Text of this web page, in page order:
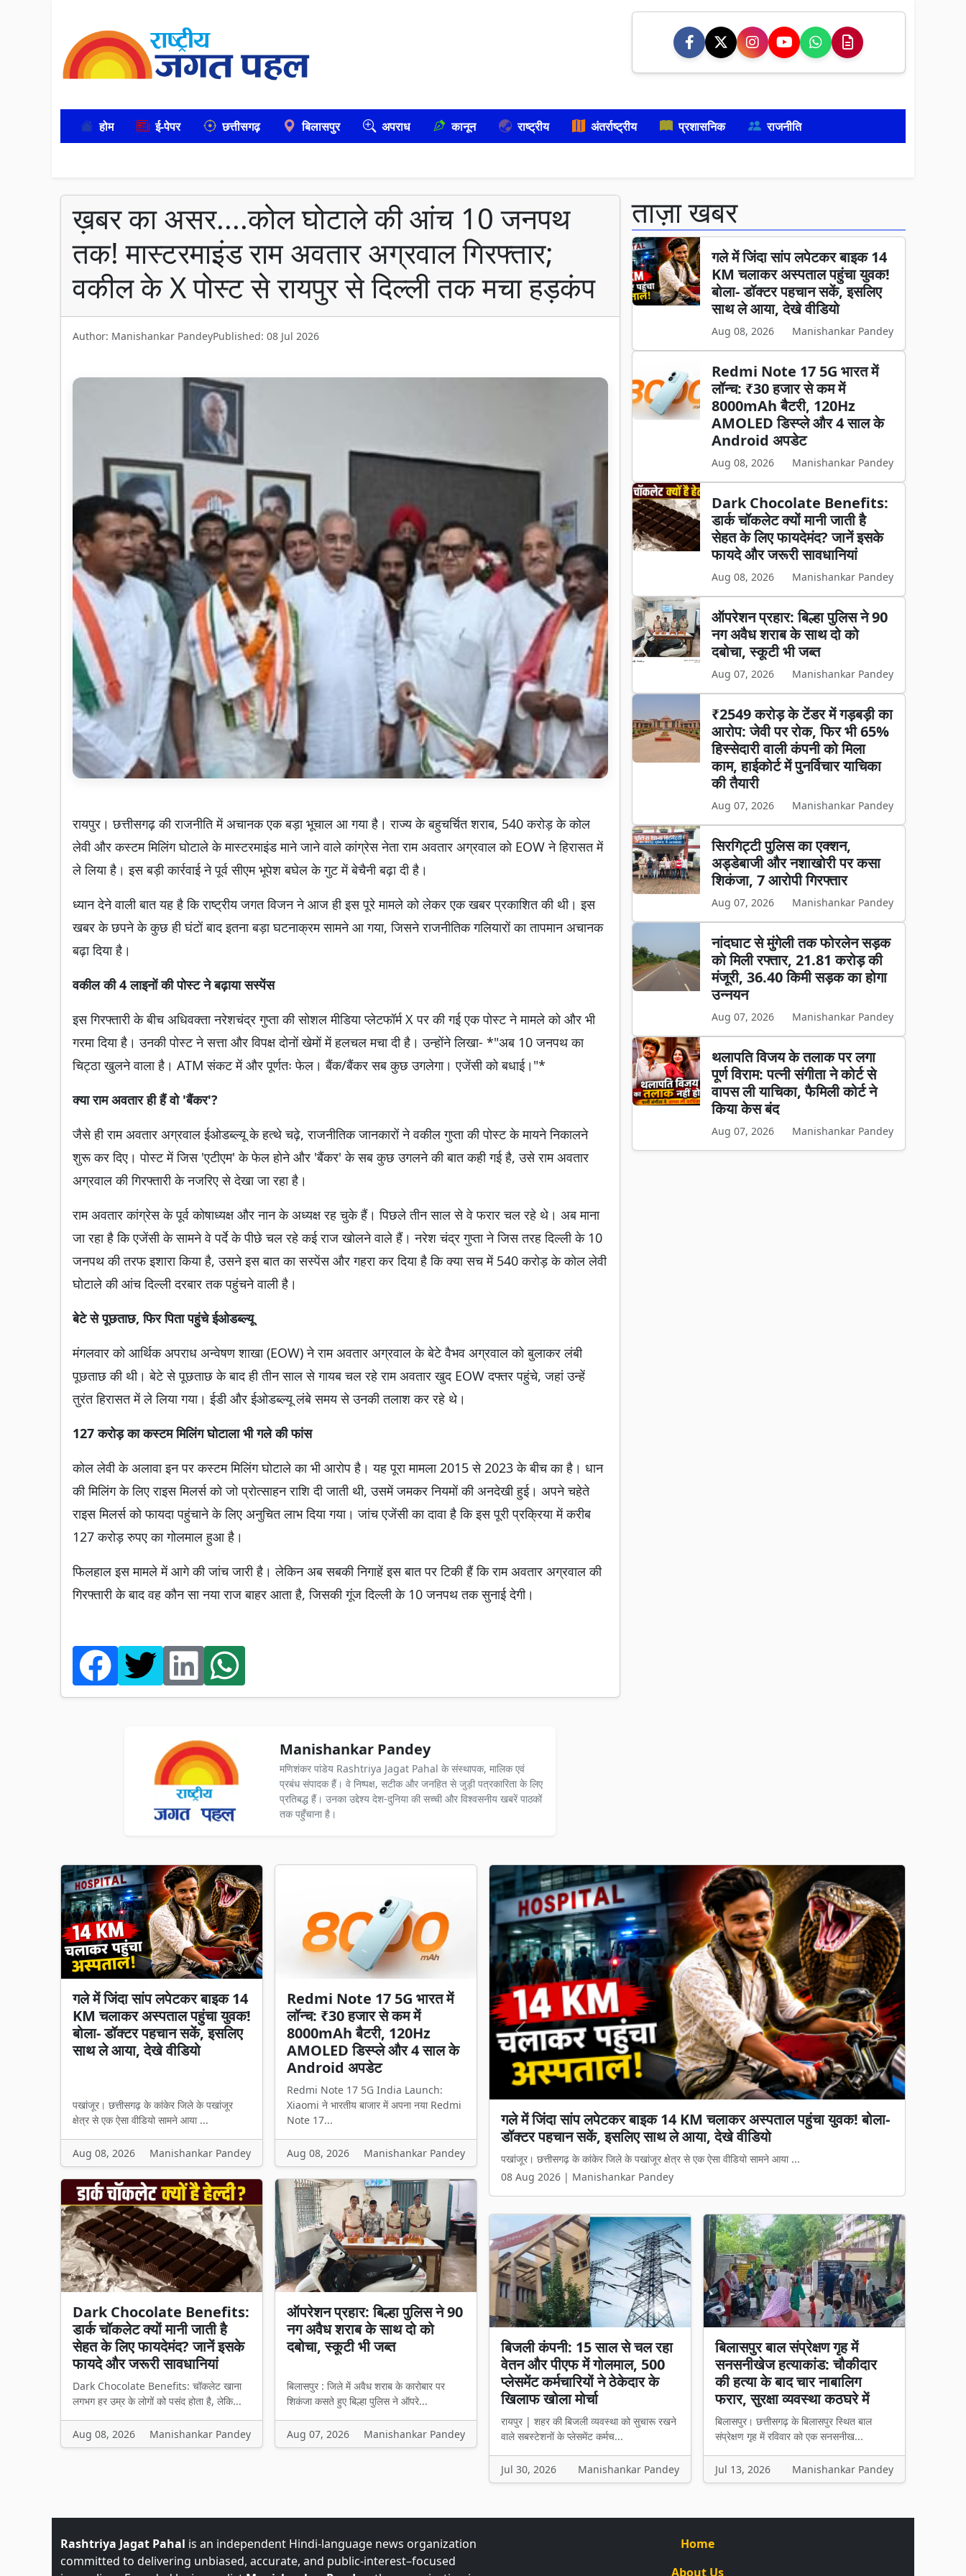
होम ई-पेपर छत्तीसगढ़ बिलासपुर अपराध कानून राष्ट्रीय अंतर्राष्ट्रीय प्रशासनिक राजनीति
ख़बर का असर....कोल घोटाले की आंच 10 जनपथ
तक! मास्टरमाइंड राम अवतार अग्रवाल गिरफ्तार;
वकील के X पोस्ट से रायपुर से दिल्ली तक मचा हड़कंप
Author: Manishankar PandeyPublished: 08 Jul 2026
रायपुर। छत्तीसगढ़ की राजनीति में अचानक एक बड़ा भूचाल आ गया है। राज्य के बहुचर्चित शराब, 540 करोड़ के कोल
लेवी और कस्टम मिलिंग घोटाले के मास्टरमाइंड माने जाने वाले कांग्रेस नेता राम अवतार अग्रवाल को EOW ने हिरासत में
ले लिया है। इस बड़ी कार्रवाई ने पूर्व सीएम भूपेश बघेल के गुट में बेचैनी बढ़ा दी है।
ध्यान देने वाली बात यह है कि राष्ट्रीय जगत विजन ने आज ही इस पूरे मामले को लेकर एक खबर प्रकाशित की थी। इस
खबर के छपने के कुछ ही घंटों बाद इतना बड़ा घटनाक्रम सामने आ गया, जिसने राजनीतिक गलियारों का तापमान अचानक
बढ़ा दिया है।
वकील की 4 लाइनों की पोस्ट ने बढ़ाया सस्पेंस
इस गिरफ्तारी के बीच अधिवक्ता नरेशचंद्र गुप्ता की सोशल मीडिया प्लेटफॉर्म X पर की गई एक पोस्ट ने मामले को और भी
गरमा दिया है। उनकी पोस्ट ने सत्ता और विपक्ष दोनों खेमों में हलचल मचा दी है। उन्होंने लिखा- *"अब 10 जनपथ का
चिट्ठा खुलने वाला है। ATM संकट में और पूर्णतः फेल। बैंक/बैंकर सब कुछ उगलेगा। एजेंसी को बधाई।"*
क्या राम अवतार ही हैं वो 'बैंकर'?
जैसे ही राम अवतार अग्रवाल ईओडब्ल्यू के हत्थे चढ़े, राजनीतिक जानकारों ने वकील गुप्ता की पोस्ट के मायने निकालने
शुरू कर दिए। पोस्ट में जिस 'एटीएम' के फेल होने और 'बैंकर' के सब कुछ उगलने की बात कही गई है, उसे राम अवतार
अग्रवाल की गिरफ्तारी के नजरिए से देखा जा रहा है।
राम अवतार कांग्रेस के पूर्व कोषाध्यक्ष और नान के अध्यक्ष रह चुके हैं। पिछले तीन साल से वे फरार चल रहे थे। अब माना
जा रहा है कि एजेंसी के सामने वे पर्दे के पीछे चल रहे कई राज खोलने वाले हैं। नरेश चंद्र गुप्ता ने जिस तरह दिल्ली के 10
जनपथ की तरफ इशारा किया है, उसने इस बात का सस्पेंस और गहरा कर दिया है कि क्या सच में 540 करोड़ के कोल लेवी
घोटाले की आंच दिल्ली दरबार तक पहुंचने वाली है।
बेटे से पूछताछ, फिर पिता पहुंचे ईओडब्ल्यू
मंगलवार को आर्थिक अपराध अन्वेषण शाखा (EOW) ने राम अवतार अग्रवाल के बेटे वैभव अग्रवाल को बुलाकर लंबी
पूछताछ की थी। बेटे से पूछताछ के बाद ही तीन साल से गायब चल रहे राम अवतार खुद EOW दफ्तर पहुंचे, जहां उन्हें
तुरंत हिरासत में ले लिया गया। ईडी और ईओडब्ल्यू लंबे समय से उनकी तलाश कर रहे थे।
127 करोड़ का कस्टम मिलिंग घोटाला भी गले की फांस
कोल लेवी के अलावा इन पर कस्टम मिलिंग घोटाले का भी आरोप है। यह पूरा मामला 2015 से 2023 के बीच का है। धान
की मिलिंग के लिए राइस मिलर्स को जो प्रोत्साहन राशि दी जाती थी, उसमें जमकर नियमों की अनदेखी हुई। अपने चहेते
राइस मिलर्स को फायदा पहुंचाने के लिए अनुचित लाभ दिया गया। जांच एजेंसी का दावा है कि इस पूरी प्रक्रिया में करीब
127 करोड़ रुपए का गोलमाल हुआ है।
फिलहाल इस मामले में आगे की जांच जारी है। लेकिन अब सबकी निगाहें इस बात पर टिकी हैं कि राम अवतार अग्रवाल की
गिरफ्तारी के बाद वह कौन सा नया राज बाहर आता है, जिसकी गूंज दिल्ली के 10 जनपथ तक सुनाई देगी।
Manishankar Pandey
मणिशंकर पांडेय Rashtriya Jagat Pahal के संस्थापक, मालिक एवं
प्रबंध संपादक हैं। वे निष्पक्ष, सटीक और जनहित से जुड़ी पत्रकारिता के लिए
प्रतिबद्ध हैं। उनका उद्देश्य देश-दुनिया की सच्ची और विश्वसनीय खबरें पाठकों
तक पहुँचाना है।
ताज़ा खबर
गले में जिंदा सांप लपेटकर बाइक 14
KM चलाकर अस्पताल पहुंचा युवक!
बोला- डॉक्टर पहचान सकें, इसलिए
साथ ले आया, देखे वीडियो
Aug 08, 2026 Manishankar Pandey
Redmi Note 17 5G भारत में
लॉन्च: ₹30 हजार से कम में
8000mAh बैटरी, 120Hz
AMOLED डिस्प्ले और 4 साल के
Android अपडेट
Aug 08, 2026 Manishankar Pandey
Dark Chocolate Benefits:
डार्क चॉकलेट क्यों मानी जाती है
सेहत के लिए फायदेमंद? जानें इसके
फायदे और जरूरी सावधानियां
Aug 08, 2026 Manishankar Pandey
ऑपरेशन प्रहार: बिल्हा पुलिस ने 90
नग अवैध शराब के साथ दो को
दबोचा, स्कूटी भी जब्त
Aug 07, 2026 Manishankar Pandey
₹2549 करोड़ के टेंडर में गड़बड़ी का
आरोप: जेवी पर रोक, फिर भी 65%
हिस्सेदारी वाली कंपनी को मिला
काम, हाईकोर्ट में पुनर्विचार याचिका
की तैयारी
Aug 07, 2026 Manishankar Pandey
सिरगिट्टी पुलिस का एक्शन,
अड्डेबाजी और नशाखोरी पर कसा
शिकंजा, 7 आरोपी गिरफ्तार
Aug 07, 2026 Manishankar Pandey
नांदघाट से मुंगेली तक फोरलेन सड़क
को मिली रफ्तार, 21.81 करोड़ की
मंजूरी, 36.40 किमी सड़क का होगा
उन्नयन
Aug 07, 2026 Manishankar Pandey
थलापति विजय के तलाक पर लगा
पूर्ण विराम: पत्नी संगीता ने कोर्ट से
वापस ली याचिका, फैमिली कोर्ट ने
किया केस बंद
Aug 07, 2026 Manishankar Pandey
गले में जिंदा सांप लपेटकर बाइक 14
KM चलाकर अस्पताल पहुंचा युवक!
बोला- डॉक्टर पहचान सकें, इसलिए
साथ ले आया, देखे वीडियो
पखांजूर। छत्तीसगढ़ के कांकेर जिले के पखांजूर
क्षेत्र से एक ऐसा वीडियो सामने आया ...
Aug 08, 2026 Manishankar Pandey
Redmi Note 17 5G भारत में
लॉन्च: ₹30 हजार से कम में
8000mAh बैटरी, 120Hz
AMOLED डिस्प्ले और 4 साल के
Android अपडेट
Redmi Note 17 5G India Launch:
Xiaomi ने भारतीय बाजार में अपना नया Redmi
Note 17...
Aug 08, 2026 Manishankar Pandey
Dark Chocolate Benefits:
डार्क चॉकलेट क्यों मानी जाती है
सेहत के लिए फायदेमंद? जानें इसके
फायदे और जरूरी सावधानियां
Dark Chocolate Benefits: चॉकलेट खाना
लगभग हर उम्र के लोगों को पसंद होता है, लेकि...
Aug 08, 2026 Manishankar Pandey
ऑपरेशन प्रहार: बिल्हा पुलिस ने 90
नग अवैध शराब के साथ दो को
दबोचा, स्कूटी भी जब्त
बिलासपुर : जिले में अवैध शराब के कारोबार पर
शिकंजा कसते हुए बिल्हा पुलिस ने ऑपरे...
Aug 07, 2026 Manishankar Pandey
Redmi Note 17 5G भारत में लॉन्च: ₹30 हजार से कम में 8000mAh
बैटरी, 120Hz AMOLED डिस्प्ले और 4 साल के Android अपडेट
Redmi Note 17 5G India Launch: Xiaomi ने भारतीय बाजार में अपना नया Redmi Note 17...
08 Aug 2026 | Manishankar Pandey
Previous Next
बिजली कंपनी: 15 साल से चल रहा
वेतन और पीएफ में गोलमाल, 500
प्लेसमेंट कर्मचारियों ने ठेकेदार के
खिलाफ खोला मोर्चा
रायपुर | शहर की बिजली व्यवस्था को सुचारू रखने
वाले सबस्टेशनों के प्लेसमेंट कर्मच...
Jul 30, 2026 Manishankar Pandey
बिलासपुर बाल संप्रेक्षण गृह में
सनसनीखेज हत्याकांड: चौकीदार
की हत्या के बाद चार नाबालिग
फरार, सुरक्षा व्यवस्था कठघरे में
बिलासपुर। छत्तीसगढ़ के बिलासपुर स्थित बाल
संप्रेक्षण गृह में रविवार को एक सनसनीख...
Jul 13, 2026 Manishankar Pandey
Rashtriya Jagat Pahal is an independent Hindi-language news organization
committed to delivering unbiased, accurate, and public-interest–focused
Home
About Us